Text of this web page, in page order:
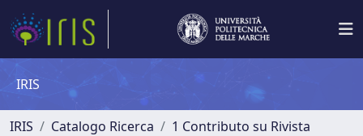
IRIS
IRIS Catalogo Ricerca
1 Contributo su Rivista